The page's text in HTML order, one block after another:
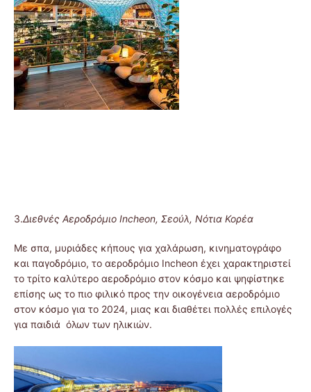
3.Διεθνές Αεροδρόμιο Incheon, Σεούλ, Νότια Κορέα
Με σπα, μυριάδες κήπους για χαλάρωση, κινηματογράφο
και παγοδρόμιο, το αεροδρόμιο Incheon έχει χαρακτηριστεί
το τρίτο καλύτερο αεροδρόμιο στον κόσμο και ψηφίστηκε
επίσης ως το πιο φιλικό προς την οικογένεια αεροδρόμιο
στον κόσμο για το 2024, μιας και διαθέτει πολλές επιλογές
για παιδιά όλων των ηλικιών.